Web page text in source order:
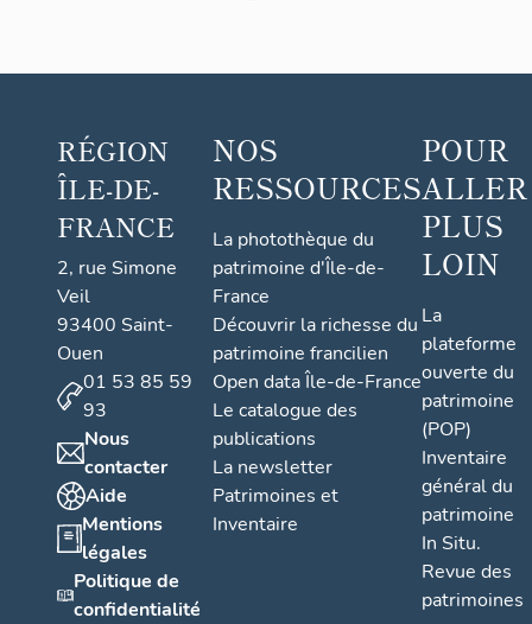
RÉGION
ÎLE-DE-
FRANCE
2, rue Simone
Veil
93400 Saint-
Ouen
01 53 85 59
93
Nous
contacter
Aide
Mentions
légales
Politique de
confidentialité
NOS
RESSOURCES
La photothèque du
patrimoine d'Île-de-
France
Découvrir la richesse du
patrimoine francilien
Open data Île-de-France
Le catalogue des
publications
La newsletter
Patrimoines et
Inventaire
POUR
ALLER
PLUS
LOIN
La
plateforme
ouverte du
patrimoine
(POP)
Inventaire
général du
patrimoine
In Situ.
Revue des
patrimoines